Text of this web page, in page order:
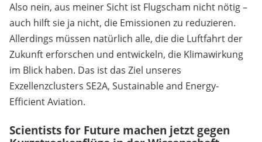
Also nein, aus meiner Sicht ist Flugscham nicht nötig –
auch hilft sie ja nicht, die Emissionen zu reduzieren.
Allerdings müssen natürlich alle, die die Luftfahrt der
Zukunft erforschen und entwickeln, die Klimawirkung
im Blick haben. Das ist das Ziel unseres
Exzellenzclusters SE2A, Sustainable and Energy-
Efficient Aviation.
Scientists for Future machen jetzt gegen